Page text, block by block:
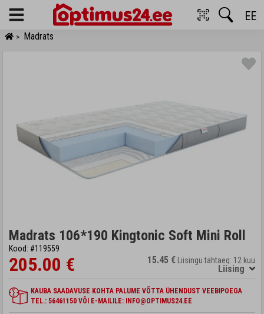
Menu EE
> Madrats
Madrats 106*190 Kingtonic Soft Mini Roll
Kood: #119559
205.00 € 15.45 € Liisingu tähtaeg: 12 kuu
Liising
KAUBA SAADAVUSE KOHTA PALUME VÕTTA ÜHENDUST VEEBIPOEGA
TEL.: 56461150 VÕI E-MAILILE: INFO@OPTIMUS24.EE